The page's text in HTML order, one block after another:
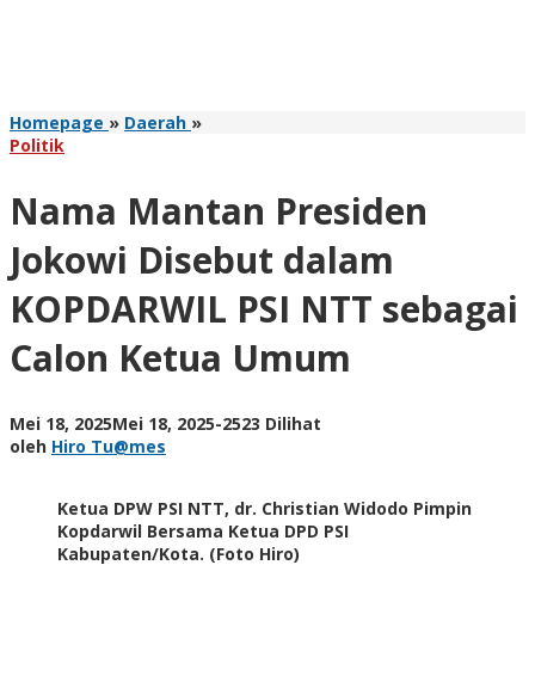
Homepage » Daerah »Nama
Disebut
KOPDARWIL
PSI
NTT
sebagai
Calon
Ketua
Politik
Nama Mantan Presiden
Jokowi Disebut dalam
KOPDARWIL PSI NTT sebagai
Calon Ketua Umum
Mei 18, 2025Mei 18, 2025oleh
-2523 Dilihat
oleh Hiro Tu@mes
Ketua DPW PSI NTT, dr. Christian Widodo Pimpin
Kopdarwil Bersama Ketua DPD PSI
Kabupaten/Kota. (Foto Hiro)